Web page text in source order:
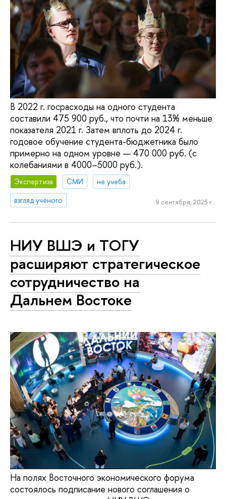
В 2022 г. госрасходы на одного студента
составили 475 900 руб., что почти на 13% меньше
показателя 2021 г. Затем вплоть до 2024 г.
годовое обучение студента-бюджетника было
примерно на одном уровне — 470 000 руб. (с
колебаниями в 4000–5000 руб.).
Экспертиза СМИ
не учеба
взгляд ученого
9 сентября, 2025 г.
НИУ ВШЭ и ТОГУ
расширяют стратегическое
сотрудничество на
Дальнем Востоке
На полях Восточного экономического форума
состоялось подписание нового соглашения о